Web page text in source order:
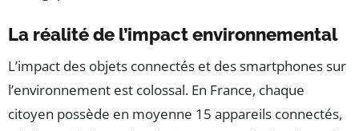
La réalité de l’impact environnemental
L’impact des objets connectés et des smartphones sur
l’environnement est colossal. En France, chaque
citoyen possède en moyenne 15 appareils connectés,